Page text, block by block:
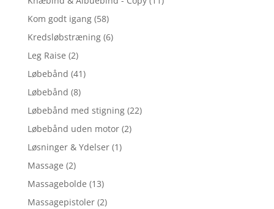
Kom godt igang (58)
Kredsløbstræning (6)
Leg Raise (2)
Løbebånd (41)
Løbebånd (8)
Løbebånd med stigning (22)
Løbebånd uden motor (2)
Løsninger & Ydelser (1)
Massage (2)
Massagebolde (13)
Massagepistoler (2)